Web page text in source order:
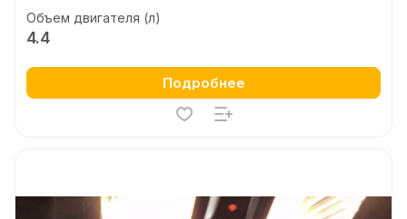
Объем двигателя (л)
4.4
Подробнее